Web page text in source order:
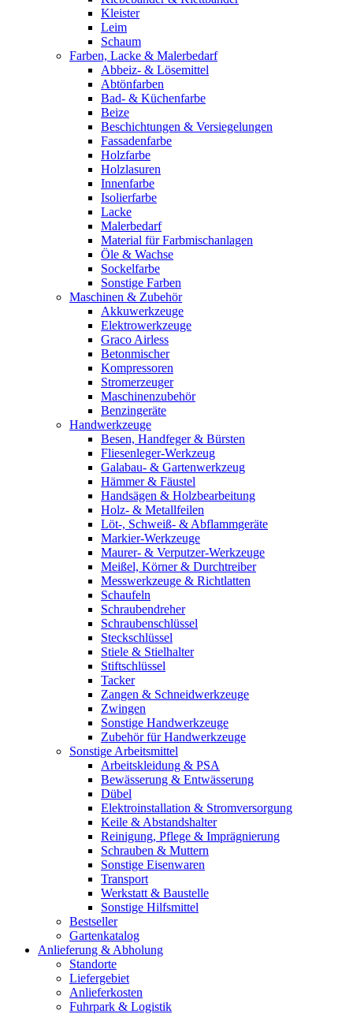
Kleister
Leim
Schaum
Farben, Lacke & Malerbedarf
Abbeiz- & Lösemittel
Abtönfarben
Bad- & Küchenfarbe
Beize
Beschichtungen & Versiegelungen
Fassadenfarbe
Holzfarbe
Holzlasuren
Innenfarbe
Isolierfarbe
Lacke
Malerbedarf
Material für Farbmischanlagen
Öle & Wachse
Sockelfarbe
Sonstige Farben
Maschinen & Zubehör
Akkuwerkzeuge
Elektrowerkzeuge
Graco Airless
Betonmischer
Kompressoren
Stromerzeuger
Maschinenzubehör
Benzingeräte
Handwerkzeuge
Besen, Handfeger & Bürsten
Fliesenleger-Werkzeug
Galabau- & Gartenwerkzeug
Hämmer & Fäustel
Handsägen & Holzbearbeitung
Holz- & Metallfeilen
Löt-, Schweiß- & Abflammgeräte
Markier-Werkzeuge
Maurer- & Verputzer-Werkzeuge
Meißel, Körner & Durchtreiber
Messwerkzeuge & Richtlatten
Schaufeln
Schraubendreher
Schraubenschlüssel
Steckschlüssel
Stiele & Stielhalter
Stiftschlüssel
Tacker
Zangen & Schneidwerkzeuge
Zwingen
Sonstige Handwerkzeuge
Zubehör für Handwerkzeuge
Sonstige Arbeitsmittel
Arbeitskleidung & PSA
Bewässerung & Entwässerung
Dübel
Elektroinstallation & Stromversorgung
Keile & Abstandshalter
Reinigung, Pflege & Imprägnierung
Schrauben & Muttern
Sonstige Eisenwaren
Transport
Werkstatt & Baustelle
Sonstige Hilfsmittel
Bestseller
Gartenkatalog
Anlieferung & Abholung
Standorte
Liefergebiet
Anlieferkosten
Fuhrpark & Logistik